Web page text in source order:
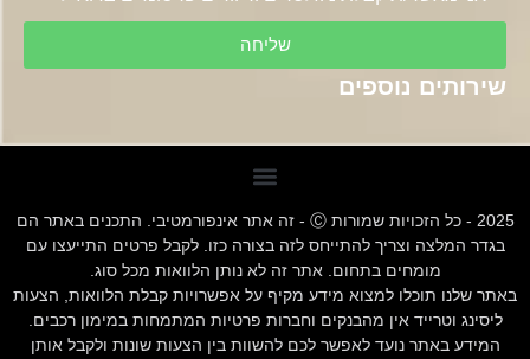
שליחה
שירותים נוספים
2025 - כל הזכויות שמורות Ⓒ - זה אתר אינפורמטיבי. התכנים באתר הם
בגדר המלצה וצריך להתייחס לזה בצורה כזו. לקבל פרטים התייעצו עם
מומחים בתחום. אתר זה לא נותן הלוואות מכל סוג.
באתר שלנו תוכלו למצוא מידע מקיף על אפשרויות קבלת הלוואות, הצעות
ליסינג וטרייד אין מהבנקים וחברות פרטיות המתמחות במימון רכבים.
המידע באתר נועד לאפשר לכם להשוות בין הצעות שונות ולקבל אותן